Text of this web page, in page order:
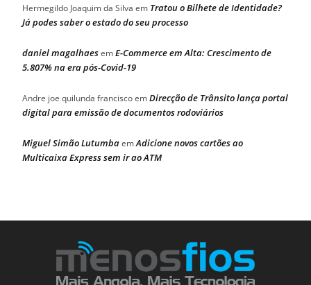
Hermegildo Joaquim da Silva em Tratou o Bilhete de Identidade?
Já podes saber o estado do seu processo
daniel magalhaesemE-Commerce em Alta: Crescimento de
5.807% na era pós-Covid-19
Andre joe quilunda franciscoemDirecção de Trânsito lança portal
digital para emissão de documentos rodoviários
Miguel Simão LutumbaemAdicione novos cartões ao
Multicaixa Express sem ir ao ATM